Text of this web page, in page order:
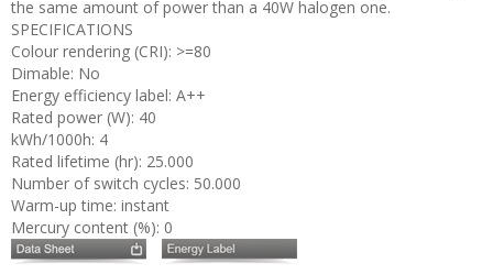
the same amount of power than a 40W halogen one.
SPECIFICATIONS
Colour rendering (CRI): >=80
Dimable: No
Energy efficiency label: A++
Rated power (W): 40
kWh/1000h: 4
Rated lifetime (hr): 25.000
Number of switch cycles: 50.000
Warm-up time: instant
Mercury content (%): 0